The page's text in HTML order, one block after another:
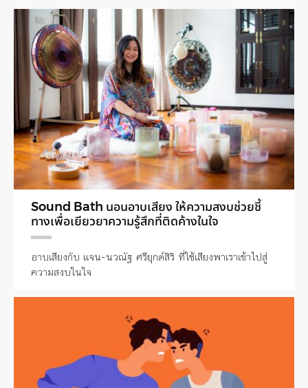
Sound Bath นอนอาบเสียง ให้ความสงบช่วยชี้
ทางเพื่อเยียวยาความรู้สึกที่ติดค้างในใจ
อาบเสียงกับ แจน-นวณัฐ ศรียุกต์สิริ ที่ใช้เสียงพาเราเข้าไปสู่
ความสงบในใจ